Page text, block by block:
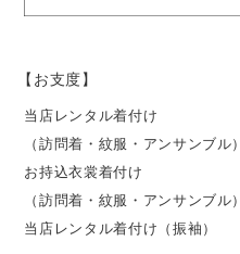
【お支度】
当店レンタル着付け
（訪問着・紋服・アンサンブル）
お持込衣裳着付け
（訪問着・紋服・アンサンブル）
当店レンタル着付け（振袖）